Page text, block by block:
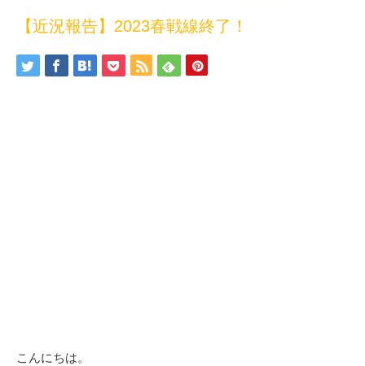
【近況報告】2023春戦線終了！
こんにちは。